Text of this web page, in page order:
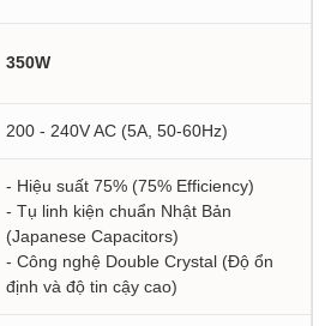
350W
200 - 240V AC (5A, 50-60Hz)
- Hiệu suất 75% (75% Efficiency)
- Tụ linh kiện chuẩn Nhật Bản
(Japanese Capacitors)
- Công nghệ Double Crystal (Độ ổn
định và độ tin cậy cao)